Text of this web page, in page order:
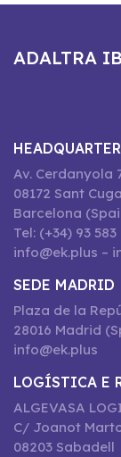
ADALTRA
Av. Cerdanyola
08172 Sant
Barcelona
Tel: (+34) 93
info@ek.plus –
SEDE MADRID
Plaza de la
28016 Madrid
info@ek.plus
LOGÍSTICA E
ALGEVASA
C/ Joanot
08203 Sabadell